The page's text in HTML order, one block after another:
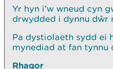
Yr hyn i’w wneud cyn
drwydded i dynnu dŵr
Pa dystiolaeth sydd ei
mynediad at fan tynnu
Rhagor